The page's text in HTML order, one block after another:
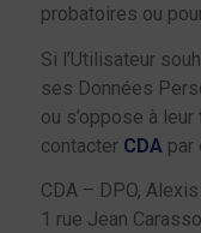
probatoires ou
Si l’Utilisateur
ses Données
ou s’oppose à
contacter CDA par
CDA – DPO,
1 rue Jean